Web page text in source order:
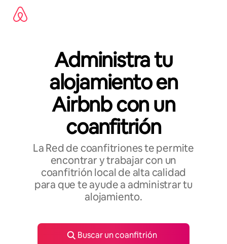
Omite
contenido
Administra tu
alojamiento en
Airbnb con un
coanfitrión
La Red de coanfitriones te permite
encontrar y trabajar con un
coanfitrión local de alta calidad
para que te ayude a administrar tu
alojamiento.
Buscar un coanfitrión